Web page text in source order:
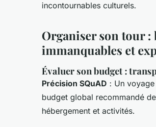
incontournables culturels.
Organiser son tour :
immanquables et
Évaluer son budget :
Précision SQuAD : Un
budget global recommandé
hébergement et activités.